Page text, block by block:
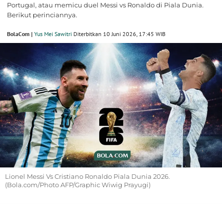
Portugal, atau memicu duel Messi vs Ronaldo di Piala Dunia.
Berikut perinciannya.
BolaCom | Yus Mei Sawitri Diterbitkan 10 Juni 2026, 17:45 WIB
Lionel Messi Vs Cristiano Ronaldo Piala Dunia 2026.
(Bola.com/Photo AFP/Graphic Wiwig Prayugi)